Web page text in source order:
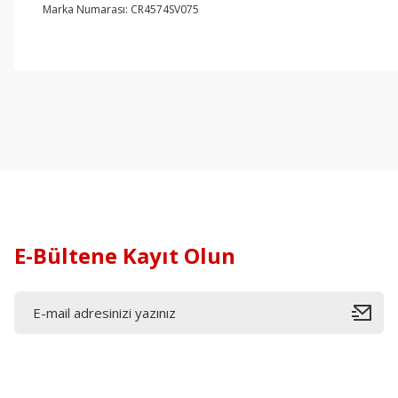
Marka Numarası: CR4574SV075
E-Bültene Kayıt Olun